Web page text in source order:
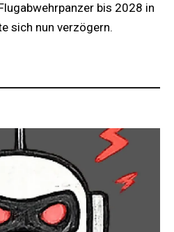
bis 2028 in
sich nun verzögern.